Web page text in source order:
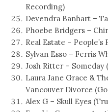
Recording)
Devendra Banhart –
Phoebe Bridgers –
Real Estate –
Sylvan Esso – Ferris
Josh Ritter – Someday
Laura Jane Grace &
Vancouver Divorce
Alex G – Skull Eyes